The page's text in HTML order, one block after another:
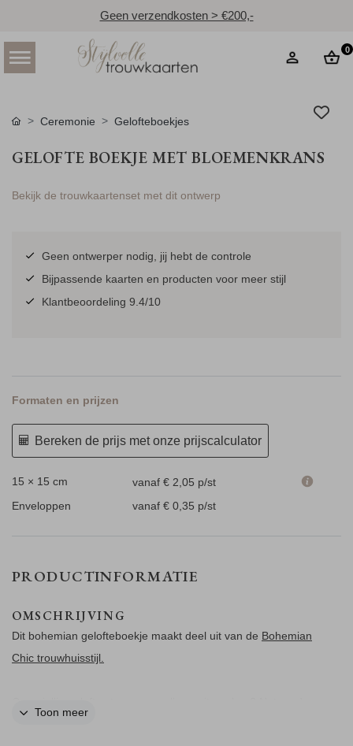
Geen verzendkosten > €200,-
0
Ceremonie Gelofteboekjes
GELOFTE BOEKJE MET BLOEMENKRANS
Bekijk de trouwkaartenset met dit ontwerp
Geen ontwerper nodig, jij hebt de controle
Bijpassende kaarten en producten voor meer stijl
Klantbeoordeling 9.4/10
Formaten en prijzen
Bereken de prijs met onze prijscalculator
15 × 15 cm vanaf € 2,05 p/st
Enveloppen
vanaf € 0,35 p/st
PRODUCTINFORMATIE
OMSCHRIJVING
Dit bohemian gelofteboekje maakt deel uit van de Bohemian
Chic trouwhuisstijl.
Toon meer